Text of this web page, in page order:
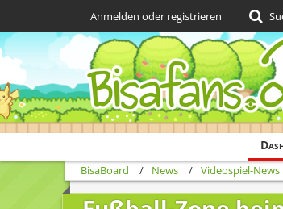
Anmelden oder registrieren
BisaBoard News Videospiel-News